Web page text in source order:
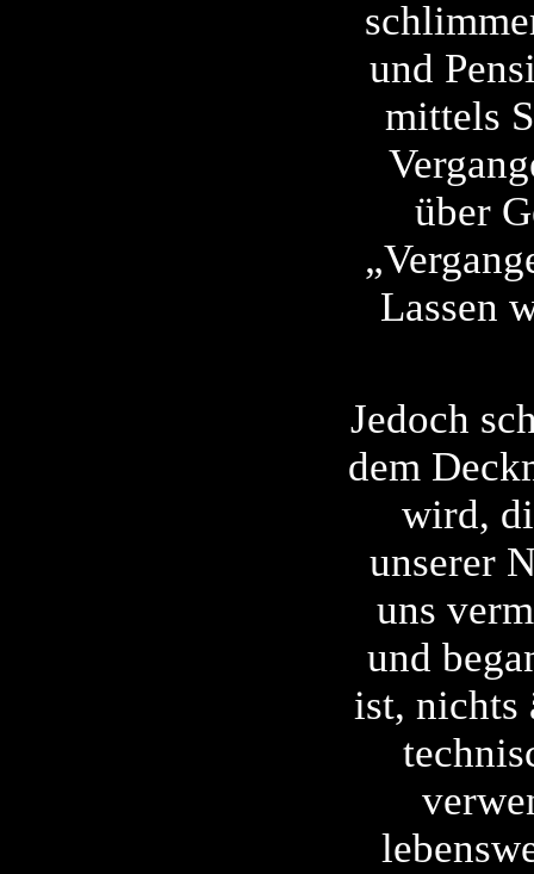
und
mittels
über
Lassen
Jedoch
dem
wird,
unserer
uns
und
ist, nichts